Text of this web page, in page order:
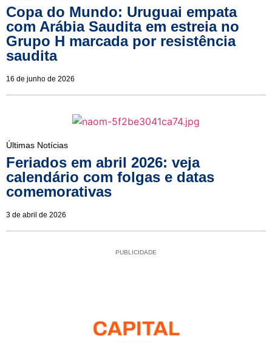
Copa do Mundo: Uruguai empata
com Arábia Saudita em estreia no
Grupo H marcada por resistência
saudita
16 de junho de 2026
Últimas Notícias
Feriados em abril 2026: veja
calendário com folgas e datas
comemorativas
3 de abril de 2026
PUBLICIDADE